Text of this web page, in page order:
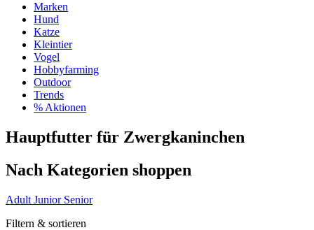
Marken
Hund
Katze
Kleintier
Vogel
Hobbyfarming
Outdoor
Trends
% Aktionen
Hauptfutter für Zwergkaninchen
Nach Kategorien shoppen
Adult Junior Senior
Filtern & sortieren